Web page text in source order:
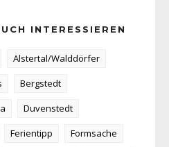
INTERESSIEREN
Alstertal/Walddörfer
Bergstedt
Duvenstedt
Ferientipp
Formsache